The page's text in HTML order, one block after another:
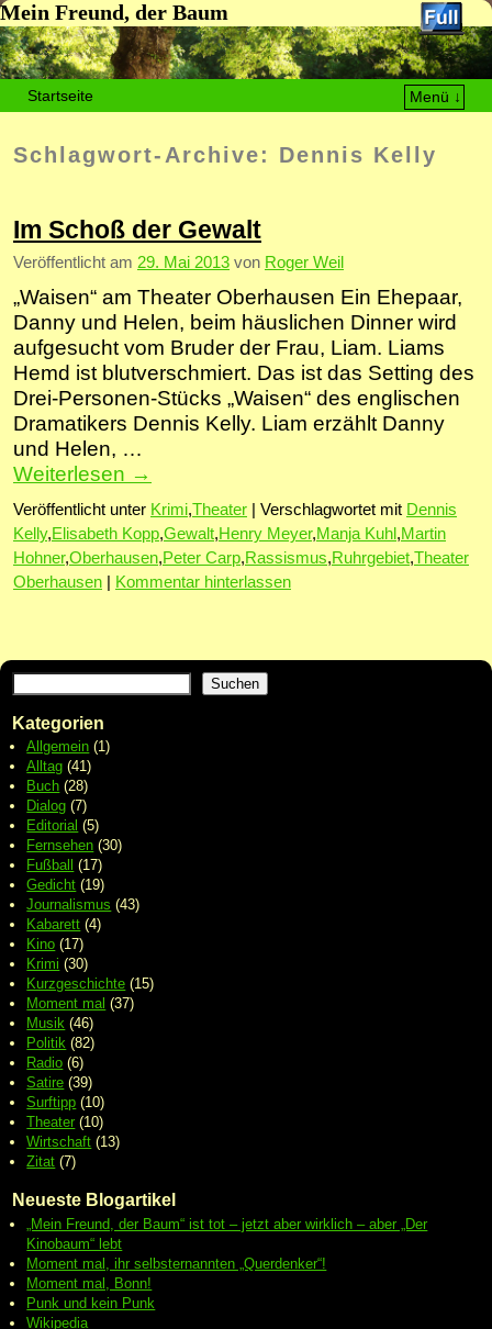
Mein Freund, der Baum
Startseite
Menü ↓
Schlagwort-Archive: Dennis Kelly
Im Schoß der Gewalt
Veröffentlicht am 29. Mai 2013 von Roger Weil
„Waisen“ am Theater Oberhausen Ein Ehepaar,
Danny und Helen, beim häuslichen Dinner wird
aufgesucht vom Bruder der Frau, Liam. Liams
Hemd ist blutverschmiert. Das ist das Setting des
Drei-Personen-Stücks „Waisen“ des englischen
Dramatikers Dennis Kelly. Liam erzählt Danny
und Helen, …
Weiterlesen →
Veröffentlicht unter Krimi,Theater Verschlagwortet mit Dennis
Kelly,Elisabeth Kopp,Gewalt,Henry Meyer,Manja Kuhl ,Martin
Hohner,Oberhausen,Peter Carp,Rassismus,Ruhrgebiet,Theater
Oberhausen
Kommentar hinterlassen
Suchen
Kategorien
Allgemein (1)
Alltag (41)
Buch (28)
Dialog (7)
Editorial (5)
Fernsehen (30)
Fußball (17)
Gedicht (19)
Journalismus (43)
Kabarett (4)
Kino (17)
Krimi (30)
Kurzgeschichte (15)
Moment mal (37)
Musik (46)
Politik (82)
Radio (6)
Satire (39)
Surftipp (10)
Theater (10)
Wirtschaft (13)
Zitat (7)
Neueste Blogartikel
„Mein Freund, der Baum“ ist tot – jetzt aber wirklich – aber „Der
Kinobaum“ lebt
Moment mal, ihr selbsternannten „Querdenker“!
Moment mal, Bonn!
Punk und kein Punk
Wikipedia